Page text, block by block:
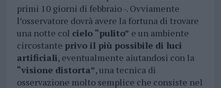
primi 10 giorni di febbraio -. Ovviamente
l’osservatore dovrà avere la fortuna di trovare
una notte col cielo “pulito” e un ambiente
circostante privo il più possibile di luci
artificiali, eventualmente aiutandosi con la
“visione distorta”, una tecnica di
osservazione molto semplice che consiste nel